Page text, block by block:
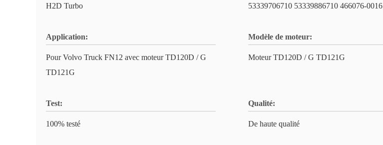
H2D Turbo 53339706710 53339886710 466076-0016
Application:
Pour Volvo Truck FN12 avec moteur TD120D / G
TD121G
Modèle de moteur:
Moteur TD120D / G TD121G
Test:
100% testé
Qualité:
De haute qualité